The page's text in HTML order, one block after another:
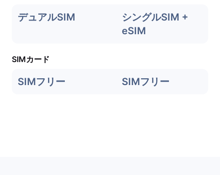
デュアルSIM
シングルSIM +
eSIM
SIMカード
SIMフリー SIMフリー